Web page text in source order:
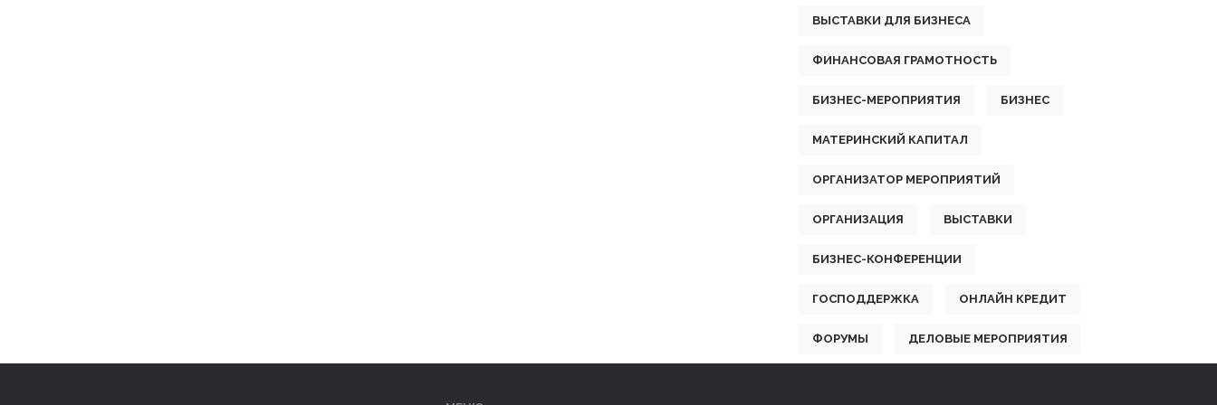
ВЫСТАВКИ ДЛЯ БИЗНЕСА
ФИНАНСОВАЯ ГРАМОТНОСТЬ
БИЗНЕС-МЕРОПРИЯТИЯ БИЗНЕС
МАТЕРИНСКИЙ КАПИТАЛ
ОРГАНИЗАТОР МЕРОПРИЯТИЙ
ОРГАНИЗАЦИЯ ВЫСТАВКИ
БИЗНЕС-КОНФЕРЕНЦИИ
ГОСПОДДЕРЖКА ОНЛАЙН КРЕДИТ
ФОРУМЫ ДЕЛОВЫЕ МЕРОПРИЯТИЯ